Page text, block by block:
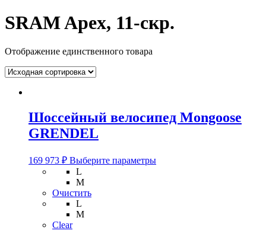
SRAM Apex, 11-скр.
Отображение единственного товара
Шоссейный велосипед Mongoose
GRENDEL
169 973 ₽ Выберите параметрыЭтот
L
M
Очистить
L
M
Clear